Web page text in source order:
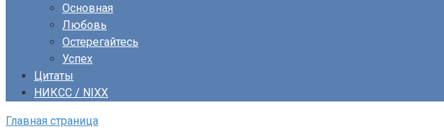
Основная
Любовь
Остерегайтесь
Успех
Цитаты
НИКСС / NIXX
Главная страница